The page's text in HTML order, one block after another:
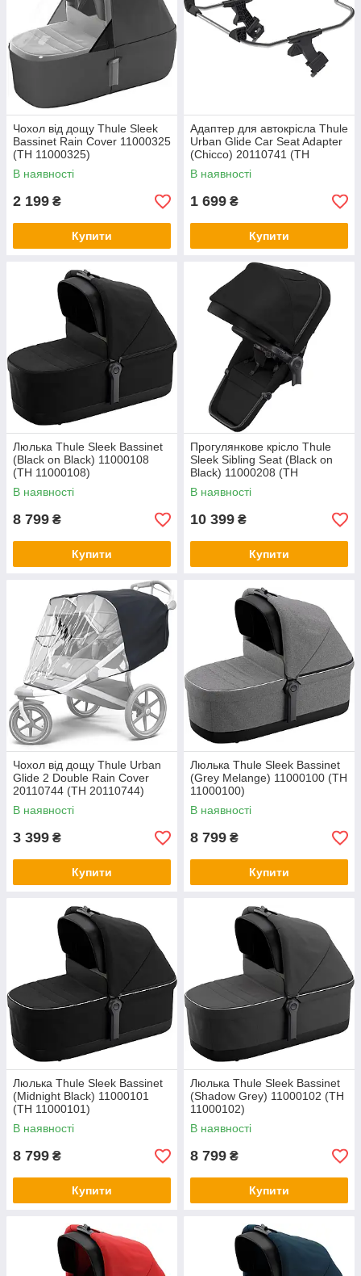
Чохол від дощу Thule Sleek
Bassinet Rain Cover 11000325
(TH 11000325)
В наявності
2 199 ₴
Купити
Адаптер для автокрісла Thule
Urban Glide Car Seat Adapter
(Chicco) 20110741 (TH
20110741)
В наявності
1 699 ₴
Купити
Люлька Thule Sleek Bassinet
(Black on Black) 11000108
(TH 11000108)
В наявності
8 799 ₴
Купити
Прогулянкове крісло Thule
Sleek Sibling Seat (Black on
Black) 11000208 (TH
11000208)
В наявності
10 399 ₴
Купити
Чохол від дощу Thule Urban
Glide 2 Double Rain Cover
20110744 (TH 20110744)
В наявності
3 399 ₴
Купити
Люлька Thule Sleek Bassinet
(Grey Melange) 11000100 (TH
11000100)
В наявності
8 799 ₴
Купити
Люлька Thule Sleek Bassinet
(Midnight Black) 11000101
(TH 11000101)
В наявності
8 799 ₴
Купити
Люлька Thule Sleek Bassinet
(Shadow Grey) 11000102 (TH
11000102)
В наявності
8 799 ₴
Купити